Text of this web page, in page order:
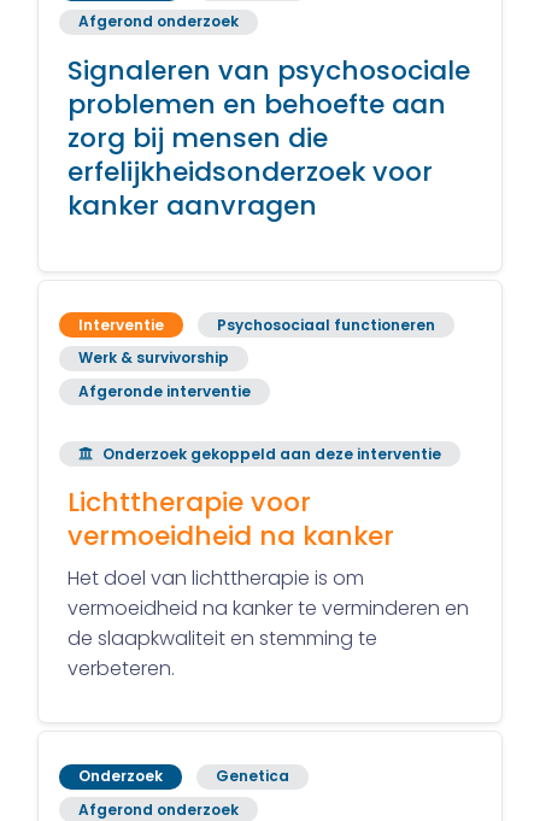
Afgerond onderzoek
Signaleren van psychosociale
problemen en behoefte aan
zorg bij mensen die
erfelijkheidsonderzoek voor
kanker aanvragen
Interventie
Psychosociaal functioneren
Werk & survivorship
Afgeronde interventie
Onderzoek gekoppeld aan deze interventie
Lichttherapie voor
vermoeidheid na kanker
Het doel van lichttherapie is om
vermoeidheid na kanker te verminderen en
de slaapkwaliteit en stemming te
verbeteren.
Onderzoek
Genetica
Afgerond onderzoek